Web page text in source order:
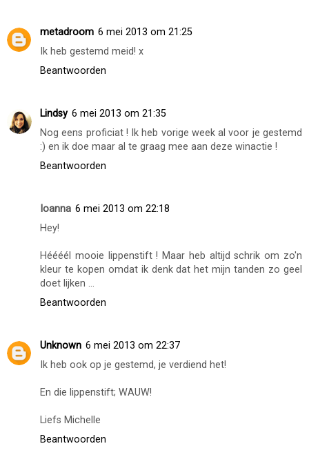
metadroom 6 mei 2013 om 21:25
Ik heb gestemd meid! x
Beantwoorden
Lindsy 6 mei 2013 om 21:35
Nog eens proficiat ! Ik heb vorige week al voor je gestemd
:) en ik doe maar al te graag mee aan deze winactie !
Beantwoorden
Ioanna 6 mei 2013 om 22:18
Hey!
Héééél mooie lippenstift ! Maar heb altijd schrik om zo'n
kleur te kopen omdat ik denk dat het mijn tanden zo geel
doet lijken ...
Beantwoorden
Unknown 6 mei 2013 om 22:37
Ik heb ook op je gestemd, je verdiend het!
En die lippenstift; WAUW!
Liefs Michelle
Beantwoorden